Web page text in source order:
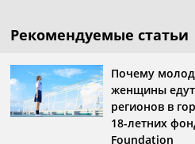
العربية
Рекомендуемые статьи
Почему
женщины
регионов в
18-летних
Foundation